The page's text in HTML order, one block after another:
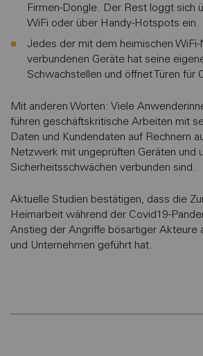
Firmen-Dongle. Der Rest loggt sich
WiFi oder über Handy-Hotspots ein.
Jedes der mit dem heimischen
verbundenen Geräte hat seine
Schwachstellen und öffnet Türen für
Mit anderen Worten: Viele
führen geschäftskritische Arbeiten mit
Daten und Kundendaten auf Rechnern
Netzwerk mit ungeprüften Geräten und
Sicherheitsschwächen verbunden sind.
Aktuelle Studien bestätigen, dass die
Heimarbeit während der Covid19-
Anstieg der Angriffe bösartiger Akteure
und Unternehmen geführt hat.